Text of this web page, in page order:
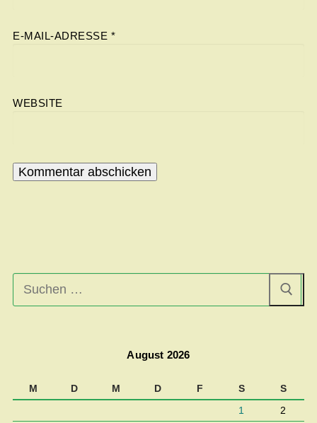
E-MAIL-ADRESSE *
WEBSITE
Suchen
nach:
August 2026
M D M D F S S
1 2